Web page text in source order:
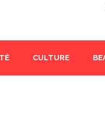
CULTURE